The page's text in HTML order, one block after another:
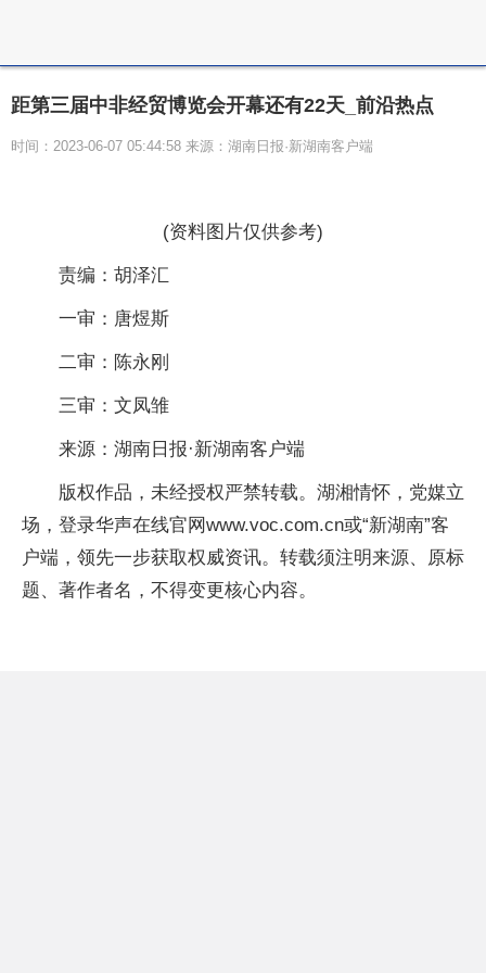
距第三届中非经贸博览会开幕还有22天_前沿热点
时间：2023-06-07 05:44:58 来源：湖南日报·新湖南客户端
(资料图片仅供参考)
责编：胡泽汇
一审：唐煜斯
二审：陈永刚
三审：文凤雏
来源：湖南日报·新湖南客户端
版权作品，未经授权严禁转载。湖湘情怀，党媒立
场，登录华声在线官网www.voc.com.cn或“新湖南”客
户端，领先一步获取权威资讯。转载须注明来源、原标
题、著作者名，不得变更核心内容。